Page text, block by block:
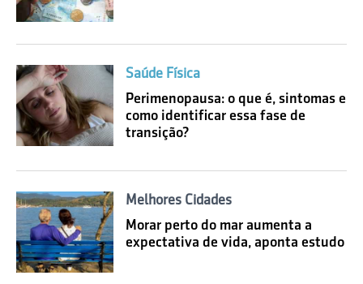
Saúde Física
Perimenopausa: o que é, sintomas e
como identificar essa fase de
transição?
Melhores Cidades
Morar perto do mar aumenta a
expectativa de vida, aponta estudo